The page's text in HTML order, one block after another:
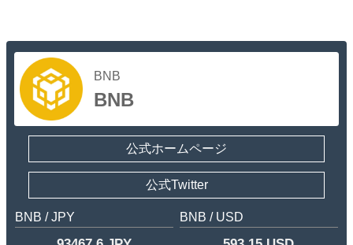
BNB
BNB
公式ホームページ
公式Twitter
BNB / JPY BNB / USD